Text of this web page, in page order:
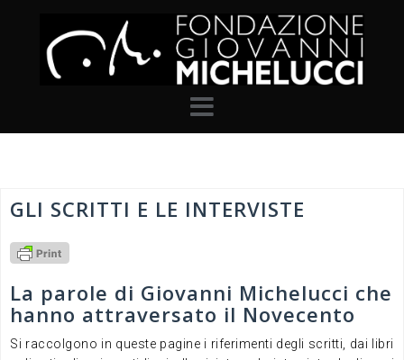
GLI SCRITTI E LE INTERVISTE
La parole di Giovanni Michelucci che
hanno attraversato il Novecento
Si raccolgono in queste pagine i riferimenti degli scritti, dai libri